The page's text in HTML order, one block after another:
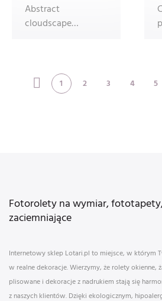
Abstract
cloudscape
1 2 3 4 5
Fotorolety na wymiar,
zaciemniające
Internetowy sklep Lotari.pl to miejsce, w którym
w realne dekoracje. Wierzymy, że rolety okienne,
plisowane i dekoracje z nadrukiem stają się
z naszych klientów. Dzięki ekologicznym,